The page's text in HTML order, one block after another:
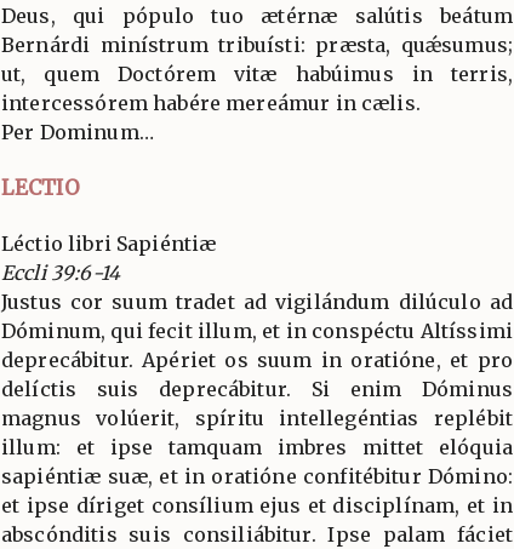
Deus, qui pópulo tuo ætérnæ salútis beátum
Bernárdi minístrum tribuísti: præsta, quǽsumus;
ut, quem Doctórem vitæ habúimus in terris,
intercessórem habére mereámur in cælis.
Per Dominum…
LECTIO
Léctio libri Sapiéntiæ
Eccli 39:6-14
Justus cor suum tradet ad vigilándum dilúculo ad
Dóminum, qui fecit illum, et in conspéctu Altíssimi
deprecábitur. Apériet os suum in oratióne, et pro
delíctis suis deprecábitur. Si enim Dóminus
magnus volúerit, spíritu intellegéntias replébit
illum: et ipse tamquam imbres mittet elóquia
sapiéntiæ suæ, et in oratióne confitébitur Dómino:
et ipse díriget consílium ejus et disciplínam, et in
abscónditis suis consiliábitur. Ipse palam fáciet